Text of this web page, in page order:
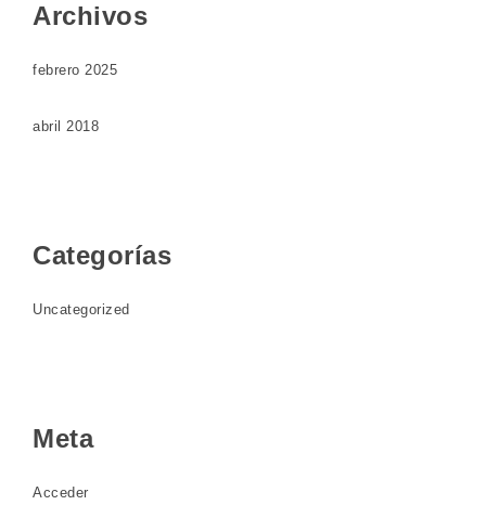
Archivos
febrero 2025
abril 2018
Categorías
Uncategorized
Meta
Acceder